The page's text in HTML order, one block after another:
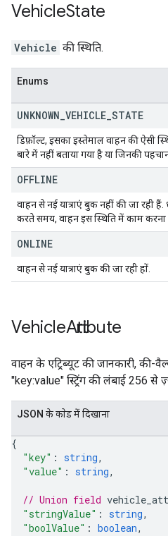
VehicleState
Vehicle की स्थिति.
Enums
UNKNOWN VEHICLE STATE
डिफ़ॉल्ट, इसका इस्तेमाल वाहन की ऐसी
बारे में नहीं बताया गया है या जिनकी
OFFLINE
वाहन से नई यात्राएं बुक नहीं की जा रही हैं.
करते समय, वाहन इस स्थिति में काम करना
ONLINE
वाहन से नई यात्राएं बुक की जा रही हों.
VehicleAttribute
वाहन के एट्रिब्यूट की जानकारी, की-
"key:value" स्ट्रिंग की लंबाई 256 से
JSON के काेड में दिखाना
{
"key" : string,
"value" : string,
// Union field
"stringValue" : string,
"boolValue" : boolean,